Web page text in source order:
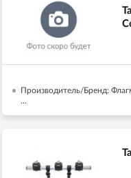
Производитель/Бренд:
...